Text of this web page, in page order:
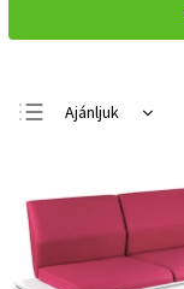
Ajánljuk
Legdrágább
Legnépszerűbb
termékek
ABC szerint